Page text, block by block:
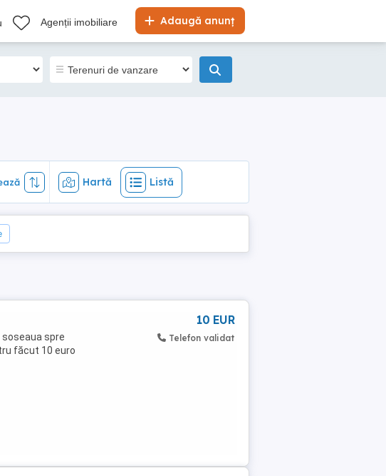
Adaugă anunț
Agenții imobiliare
Hartă Listă
Hartă Listă
soseaua spre
făcut 10 euro
10 EUR
Telefon validat